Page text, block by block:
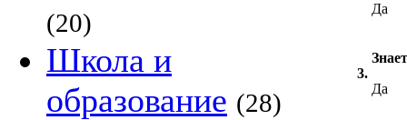
(20)
Школа и
образование (28)
Да
3.
Да